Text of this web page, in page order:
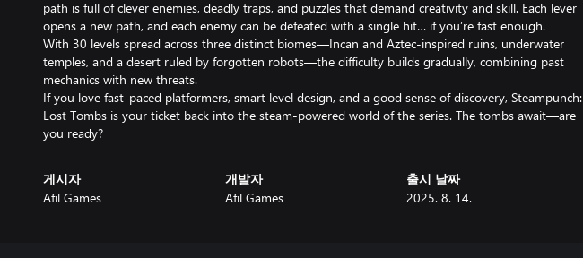
path is full of clever enemies, deadly traps, and puzzles that demand creativity and skill. Each lever
opens a new path, and each enemy can be defeated with a single hit… if you’re fast enough.
With 30 levels spread across three distinct biomes—Incan and Aztec-inspired ruins, underwater
temples, and a desert ruled by forgotten robots—the difficulty builds gradually, combining past
mechanics with new threats.
If you love fast-paced platformers, smart level design, and a good sense of discovery, Steampunch:
Lost Tombs is your ticket back into the steam-powered world of the series. The tombs await—are
you ready?
게시자
Afil Games
개발자
Afil Games
출시 날짜
2025. 8. 14.